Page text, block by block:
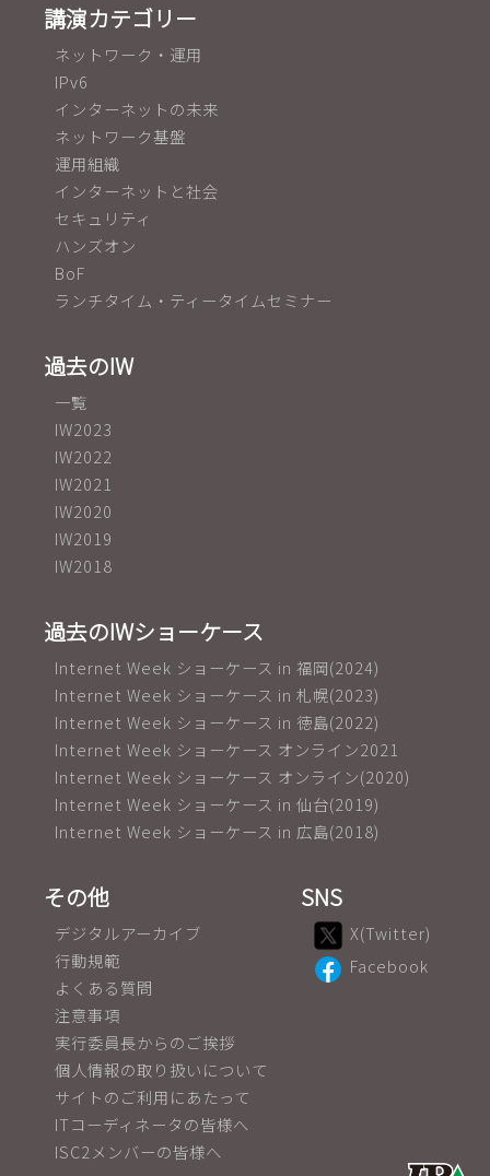
講演カテゴリー
ネットワーク・運用
IPv6
インターネットの未来
ネットワーク基盤
運用組織
インターネットと社会
セキュリティ
ハンズオン
BoF
ランチタイム・ティータイムセミナー
過去のIW
一覧
IW2023
IW2022
IW2021
IW2020
IW2019
IW2018
過去のIWショーケース
Internet Week ショーケース in 福岡(2024)
Internet Week ショーケース in 札幌(2023)
Internet Week ショーケース in 徳島(2022)
Internet Week ショーケース オンライン2021
Internet Week ショーケース オンライン(2020)
Internet Week ショーケース in 仙台(2019)
Internet Week ショーケース in 広島(2018)
その他
デジタルアーカイブ
行動規範
よくある質問
注意事項
実行委員長からのご挨拶
個人情報の取り扱いについて
サイトのご利用にあたって
ITコーディネータの皆様へ
ISC2メンバーの皆様へ
SNS
X(Twitter)
Facebook